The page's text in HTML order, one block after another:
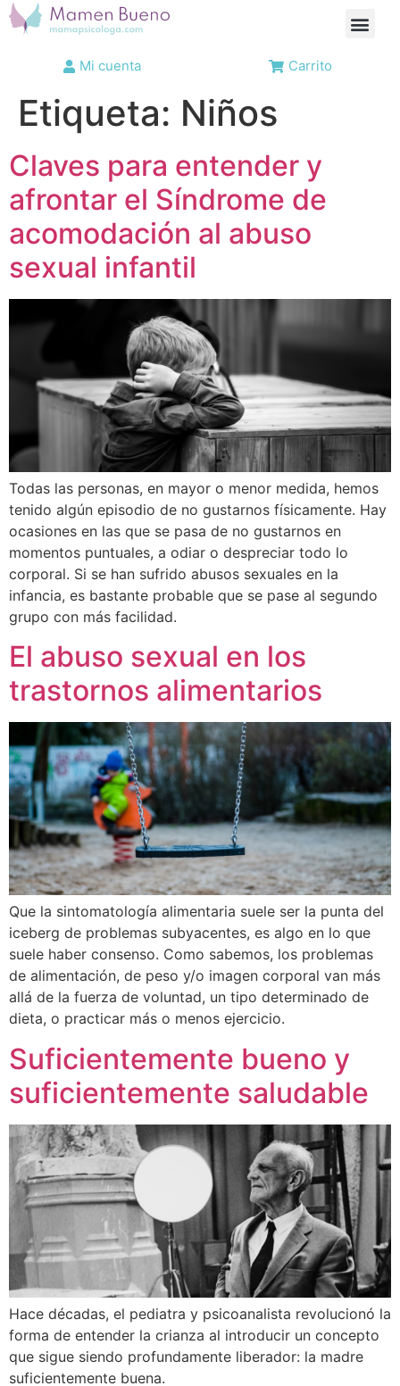
Mi cuenta Carrito
Etiqueta: Niños
Claves para entender y
afrontar el Síndrome de
acomodación al abuso
sexual infantil
Todas las personas, en mayor o menor medida, hemos
tenido algún episodio de no gustarnos físicamente. Hay
ocasiones en las que se pasa de no gustarnos en
momentos puntuales, a odiar o despreciar todo lo
corporal. Si se han sufrido abusos sexuales en la
infancia, es bastante probable que se pase al segundo
grupo con más facilidad.
El abuso sexual en los
trastornos alimentarios
Que la sintomatología alimentaria suele ser la punta del
iceberg de problemas subyacentes, es algo en lo que
suele haber consenso. Como sabemos, los problemas
de alimentación, de peso y/o imagen corporal van más
allá de la fuerza de voluntad, un tipo determinado de
dieta, o practicar más o menos ejercicio.
Suficientemente bueno y
suficientemente saludable
Hace décadas, el pediatra y psicoanalista revolucionó la
forma de entender la crianza al introducir un concepto
que sigue siendo profundamente liberador: la madre
suficientemente buena.